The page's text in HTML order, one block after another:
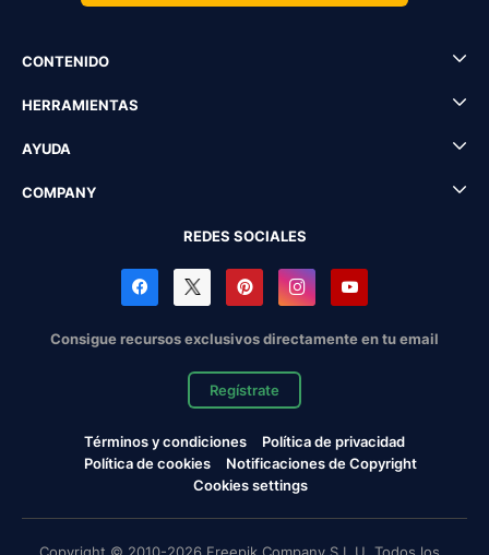
CONTENIDO
HERRAMIENTAS
AYUDA
COMPANY
REDES SOCIALES
Consigue recursos exclusivos directamente en tu email
Regístrate
Términos y condiciones
Política de privacidad
Política de cookies
Notificaciones de Copyright
Cookies settings